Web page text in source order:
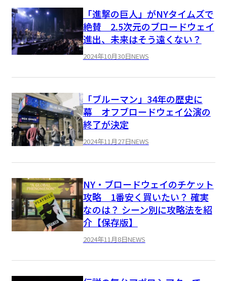
「進撃の巨人」がNYタイムズで
絶賛 2.5次元のブロードウェイ
進出、未来はそう遠くない？
2024年10月30日NEWS
「ブルーマン」34年の歴史に
幕 オフブロードウェイ公演の
終了が決定
2024年11月27日NEWS
NY・ブロードウェイのチケット
攻略 1番安く買いたい？ 確実
なのは？ シーン別に攻略法を紹
介【保存版】
2024年11月8日NEWS